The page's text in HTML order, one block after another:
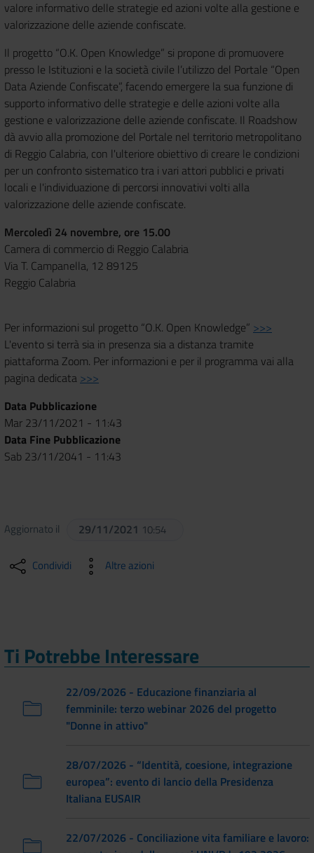
valore informativo delle strategie ed azioni volte alla gestione e
valorizzazione delle aziende confiscate.
Il progetto “O.K. Open Knowledge” si propone di promuovere
presso le Istituzioni e la società civile l’utilizzo del Portale “Open
Data Aziende Confiscate”, facendo emergere la sua funzione di
supporto informativo delle strategie e delle azioni volte alla
gestione e valorizzazione delle aziende confiscate. Il Roadshow
dà avvio alla promozione del Portale nel territorio metropolitano
di Reggio Calabria, con l'ulteriore obiettivo di creare le condizioni
per un confronto sistematico tra i vari attori pubblici e privati
locali e l'individuazione di percorsi innovativi volti alla
valorizzazione delle aziende confiscate.
Mercoledì 24 novembre, ore 15.00
Camera di commercio di Reggio Calabria
Via T. Campanella, 12 89125
Reggio Calabria
Per informazioni sul progetto “O.K. Open Knowledge” >>>
L'evento si terrà sia in presenza sia a distanza tramite
piattaforma Zoom. Per informazioni e per il programma vai alla
pagina dedicata >>>
Data Pubblicazione
Mar 23/11/2021 - 11:43
Data Fine Pubblicazione
Sab 23/11/2041 - 11:43
Aggiornato il 29/11/2021 10:54
Condividi Altre azioni
Ti Potrebbe Interessare
22/09/2026 - Educazione finanziaria al
femminile: terzo webinar 2026 del progetto
"Donne in attivo"
28/07/2026 - “Identità, coesione, integrazione
europea”: evento di lancio della Presidenza
Italiana EUSAIR
22/07/2026 - Conciliazione vita familiare e lavoro: